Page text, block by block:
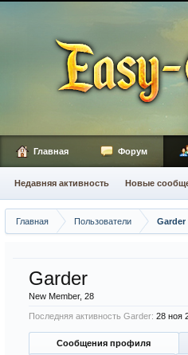
Главная Пользователи Garder
Garder
New Member, 28
Последняя активность Garder: 28 ноя
Сообщения профиля
Главная Форум
Недавняя активность Новые